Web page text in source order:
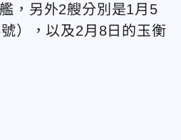
，另外2艘分別是1月5
），以及2月8日的玉衡